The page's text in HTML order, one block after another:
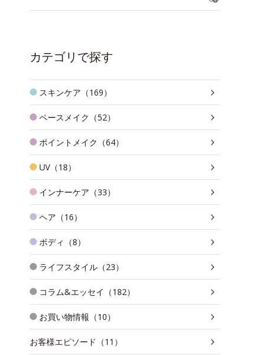
カテゴリで探す
スキンケア（169）
ベースメイク（52）
ポイントメイク（64）
UV（18）
インナーケア（33）
ヘア（16）
ボディ（8）
ライフスタイル（23）
コラム&エッセイ（182）
お買い物情報（10）
お客様エピソード（11）